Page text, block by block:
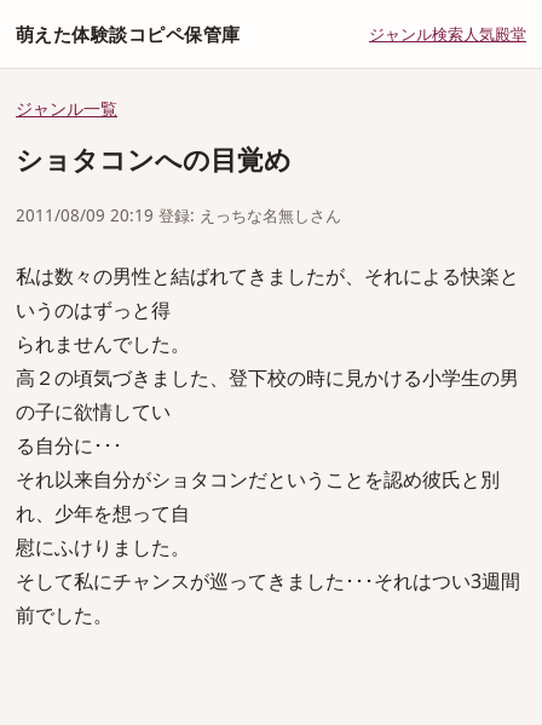
萌えた体験談コピペ保管庫 ジャンル検索人気殿堂
ジャンル一覧
ショタコンへの目覚め
2011/08/09 20:19 登録: えっちな名無しさん
私は数々の男性と結ばれてきましたが、それによる快楽と
いうのはずっと得
られませんでした。
高２の頃気づきました、登下校の時に見かける小学生の男
の子に欲情してい
る自分に･･･
それ以来自分がショタコンだということを認め彼氏と別
れ、少年を想って自
慰にふけりました。
そして私にチャンスが巡ってきました･･･それはつい3週間
前でした。